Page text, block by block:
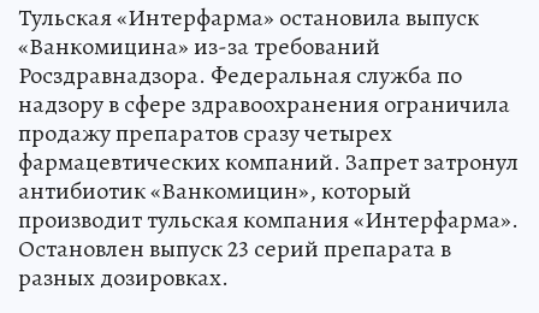
Тульская «Интерфарма» остановила выпуск
«Ванкомицина» из-за требований
Росздравнадзора. Федеральная служба по
надзору в сфере здравоохранения ограничила
продажу препаратов сразу четырех
фармацевтических компаний. Запрет затронул
антибиотик «Ванкомицин», который
производит тульская компания «Интерфарма».
Остановлен выпуск 23 серий препарата в
разных дозировках.